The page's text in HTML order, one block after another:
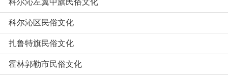
科尔沁左翼中旗民俗文化
科尔沁区民俗文化
扎鲁特旗民俗文化
霍林郭勒市民俗文化